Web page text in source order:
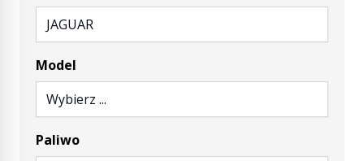
JAGUAR
Model
Wybierz ...
Paliwo